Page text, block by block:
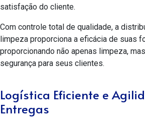
satisfação do cliente.
Com controle total de qualidade, a
limpeza proporciona a eficácia de suas
proporcionando não apenas limpeza,
segurança para seus clientes.
Logística Eficiente e
Entregas